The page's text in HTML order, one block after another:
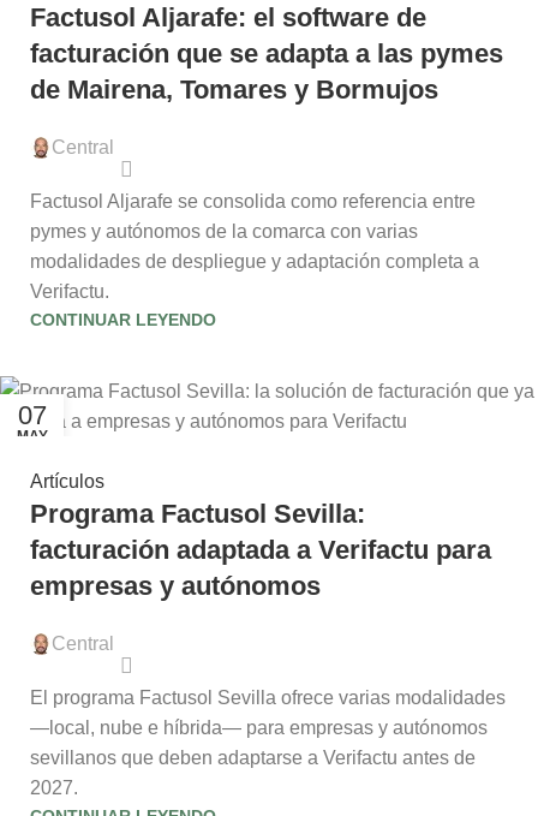
Factusol Aljarafe: el software de
facturación que se adapta a las pymes
de Mairena, Tomares y Bormujos
Central
Factusol Aljarafe se consolida como referencia entre
pymes y autónomos de la comarca con varias
modalidades de despliegue y adaptación completa a
Verifactu.
CONTINUAR LEYENDO
07
MAY
Artículos
Programa Factusol Sevilla:
facturación adaptada a Verifactu para
empresas y autónomos
Central
El programa Factusol Sevilla ofrece varias modalidades
—local, nube e híbrida— para empresas y autónomos
sevillanos que deben adaptarse a Verifactu antes de
2027.